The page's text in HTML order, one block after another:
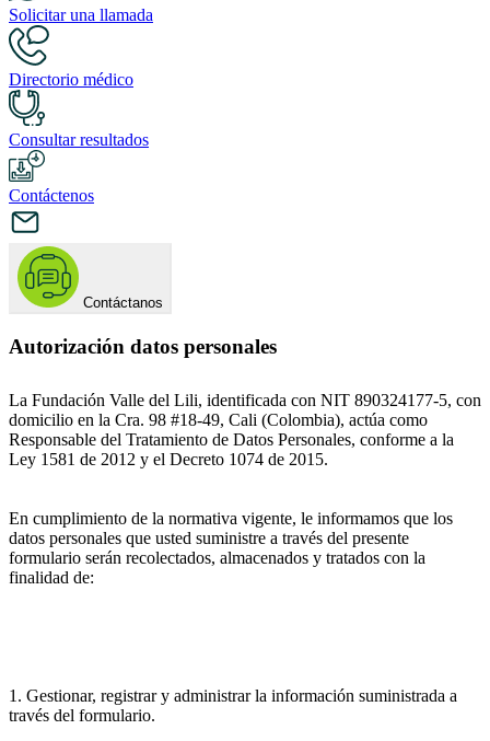
Solicitar una llamada
Directorio médico
Consultar resultados
Contáctenos
Contáctanos
Autorización datos personales
La Fundación Valle del Lili, identificada con NIT 890324177-5, con
domicilio en la Cra. 98 #18-49, Cali (Colombia), actúa como
Responsable del Tratamiento de Datos Personales, conforme a la
Ley 1581 de 2012 y el Decreto 1074 de 2015.
En cumplimiento de la normativa vigente, le informamos que los
datos personales que usted suministre a través del presente
formulario serán recolectados, almacenados y tratados con la
finalidad de:
1. Gestionar, registrar y administrar la información suministrada a
través del formulario.